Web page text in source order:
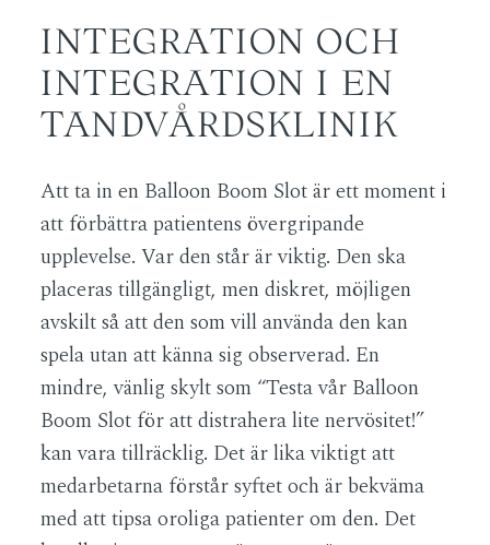
INTEGRATION OCH
INTEGRATION I EN
TANDVÅRDSKLINIK
Att ta in en Balloon Boom Slot är ett moment i
att förbättra patientens övergripande
upplevelse. Var den står är viktig. Den ska
placeras tillgängligt, men diskret, möjligen
avskilt så att den som vill använda den kan
spela utan att känna sig observerad. En
mindre, vänlig skylt som “Testa vår Balloon
Boom Slot för att distrahera lite nervösitet!”
kan vara tillräcklig. Det är lika viktigt att
medarbetarna förstår syftet och är bekväma
med att tipsa oroliga patienter om den. Det